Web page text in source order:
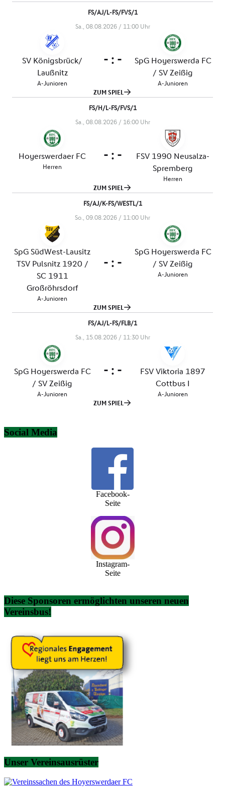
Social Media
Facebook-
Seite
Instagram-
Seite
Diese Sponsoren ermöglichten unseren neuen
Vereinsbus!
Unser Vereinsausrüster